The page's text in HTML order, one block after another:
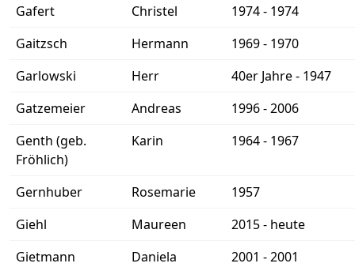
Gafert
Christel
1974 - 1974
Gaitzsch
Hermann
1969 - 1970
Garlowski
Herr
40er Jahre - 1947
Gatzemeier
Andreas
1996 - 2006
Genth (geb.
Fröhlich)
Karin 1964 - 1967
Gernhuber Rosemarie
1957
Giehl
Maureen
2015 - heute
Gietmann
Daniela
2001 - 2001